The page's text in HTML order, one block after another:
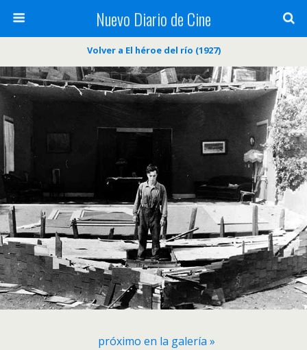
Nuevo Diario de Cine
Volver a El héroe del río (1927)
próximo en la galería »